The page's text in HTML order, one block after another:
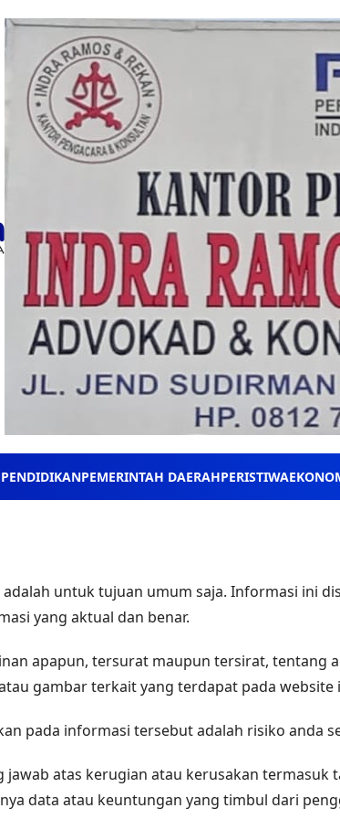
PENDIDIKANPEMERINTAH DAERAHPERISTIWA
untuk tujuan umum saja. Informasi ini
yang aktual dan benar.
apapun, tersurat maupun tersirat, tentang
gambar terkait yang terdapat pada
pada informasi tersebut adalah risiko anda
atas kerugian atau kerusakan termasuk
data atau keuntungan yang timbul dari